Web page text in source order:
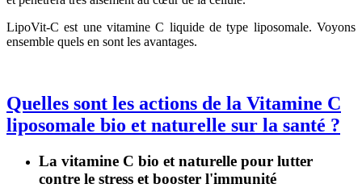
LipoVit-C est une vitamine C liquide de type liposomale. Voyons
ensemble quels en sont les avantages.
Quelles sont les actions de la Vitamine C
liposomale bio et naturelle sur la santé ?
La vitamine C bio et naturelle pour lutter
contre le stress et booster l'immunité